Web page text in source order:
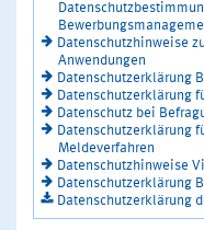
Datenschutzhinweise
Anwendungen
Datenschutzerklärung
Datenschutzerklärung
Datenschutz bei
Datenschutzerklärung
Meldeverfahren
Datenschutzhinweise
Datenschutzerklärung
Datenschutzerklärung